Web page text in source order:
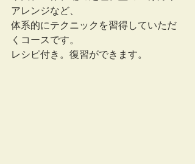
アレンジなど、
体系的にテクニックを習得していただ
くコースです。
レシピ付き。復習ができます。